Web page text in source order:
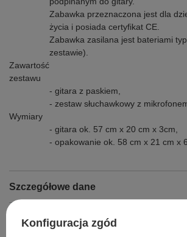
Zabawka przeznaczona jest dla
życia i posiada certyfikat CE.
Zabawka zasilana jest bateriami
zestawie).
Zawartość
zestawu
- gitara z paskiem,
- zestaw słuchawkowy z
Wymiary
- gitara ok. 57 cm x 20 cm x 3cm,
- opakowanie ok. 58 cm x 21 cm x
Szczegółowe dane
Opinie
Konfiguracja zgód